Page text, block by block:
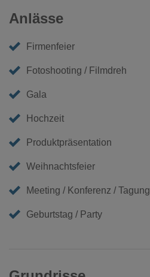
Anlässe
Firmenfeier
Fotoshooting / Filmdreh
Gala
Hochzeit
Produktpräsentation
Weihnachtsfeier
Meeting / Konferenz / Tagung
Geburtstag / Party